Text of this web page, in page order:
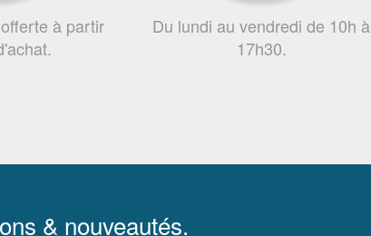
à partir
Du lundi au vendredi de 10h à
17h30.
& nouveautés.